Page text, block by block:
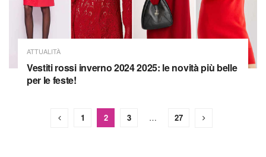
ATTUALITÀ
Vestiti rossi inverno 2024 2025: le novità più belle
per le feste!
1 2 3 … 27